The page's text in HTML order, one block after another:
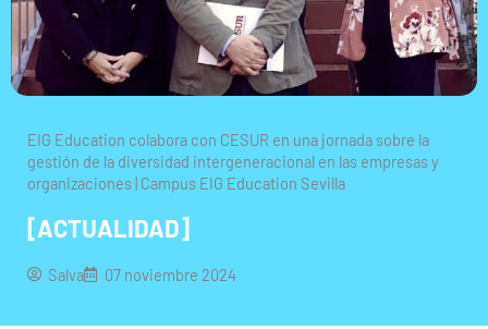
EIG Education colabora con CESUR en una jornada sobre la
gestión de la diversidad intergeneracional en las empresas y
organizaciones | Campus EIG Education Sevilla
[ACTUALIDAD]
Salva 07 noviembre 2024